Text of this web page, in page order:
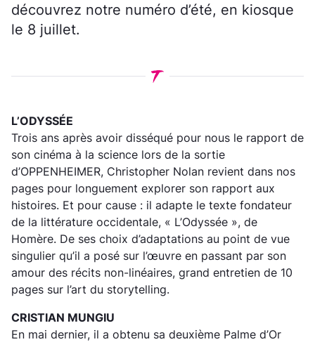
découvrez notre numéro d’été, en kiosque
le 8 juillet.
L’ODYSSÉE
Trois ans après avoir disséqué pour nous le rapport de
son cinéma à la science lors de la sortie
d’OPPENHEIMER, Christopher Nolan revient dans nos
pages pour longuement explorer son rapport aux
histoires. Et pour cause : il adapte le texte fondateur
de la littérature occidentale, « L’Odyssée », de
Homère. De ses choix d’adaptations au point de vue
singulier qu’il a posé sur l’œuvre en passant par son
amour des récits non-linéaires, grand entretien de 10
pages sur l’art du storytelling.
CRISTIAN MUNGIU
En mai dernier, il a obtenu sa deuxième Palme d’Or